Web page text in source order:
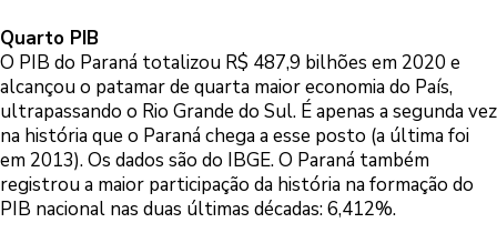
Quarto PIB
O PIB do Paraná totalizou R$ 487,9 bilhões em 2020 e
alcançou o patamar de quarta maior economia do País,
ultrapassando o Rio Grande do Sul. É apenas a segunda vez
na história que o Paraná chega a esse posto (a última foi
em 2013). Os dados são do IBGE. O Paraná também
registrou a maior participação da história na formação do
PIB nacional nas duas últimas décadas: 6,412%.